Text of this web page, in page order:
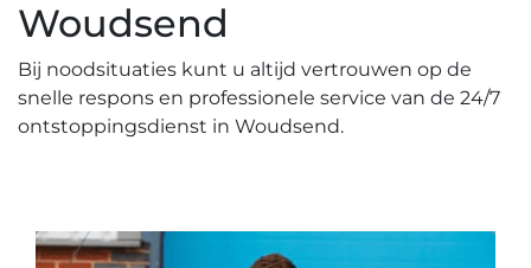
Woudsend
Bij noodsituaties kunt u altijd vertrouwen op de
snelle respons en professionele service van de 24/7
ontstoppingsdienst in Woudsend.